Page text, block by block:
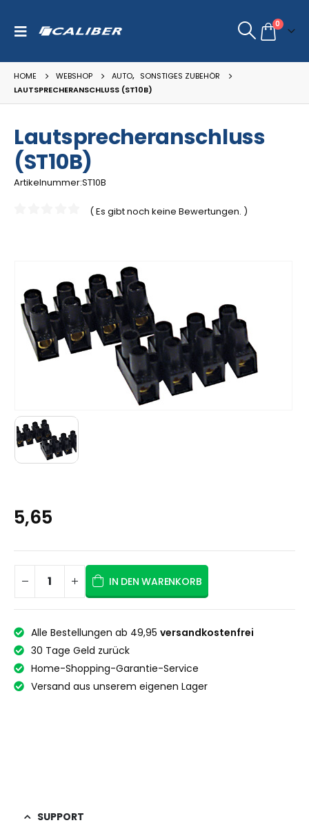
0
HOME WEBSHOP AUTO, SONSTIGES ZUBEHÖR
LAUTSPRECHERANSCHLUSS (ST10B)
Lautsprecheranschluss
(ST10B)
Artikelnummer:ST10B
( Es gibt noch keine Bewertungen. )
5,65
IN DEN WARENKORB
Alle Bestellungen ab 49,95 versandkostenfrei
30 Tage Geld zurück
Home-Shopping-Garantie-Service
Versand aus unserem eigenen Lager
SUPPORT